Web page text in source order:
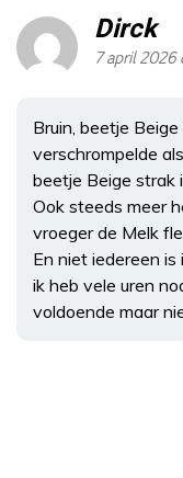
Dirck
7 april 2026
Bruin, beetje
verschrompelde
beetje Beige strak
Ook steeds meer
vroeger de Melk
En niet iedereen is
ik heb vele uren
voldoende maar